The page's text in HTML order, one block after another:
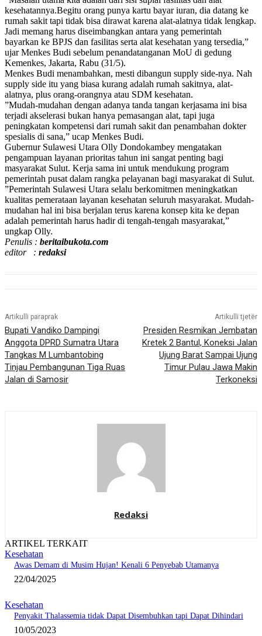
kesehatannya.Begitu orang punya kartu bayar iuran, dia datang ke
rumah sakit tapi tidak bisa dirawat karena alat-alatnya tidak lengkap.
Jadi memang harus diseimbangkan antara yang pemerintah
bayarkan ke BPJS dan fasilitas serta alat kesehatan yang tersedia,”
ujar Menkes Budi sebelum penandatanganan MoU di gedung
Kemenkes, Jakarta, Rabu (31/5).
Menkes Budi menambahkan, mesti dibangun supply side-nya. Nah
supply side itu yang biasa kurang adalah rumah sakitnya, alat-
alatnya, plus orang-orangnya atau SDM kesehatan.
”Mudah-mudahan dengan adanya tanda tangan kerjasama ini bisa
terjadi akselerasi bukan hanya pemasangan alat, tapi juga
peningkatan kompetensi dari rumah sakit dan penambahan dokter
spesialis di sana,” ucap Menkes Budi.
Gubernur Sulawesi Utara Olly Dondokambey mengatakan
pengampuan layanan prioritas tahun ini sangat penting bagi
masyarakat Sulut. Kerja sama ini untuk mendukung program
pemerintah pusat dalam rangka pelayanan bagi masyarakat di Sulut.
”Pemerintah Sulawesi Utara selalu berkomitmen meningkatkan
kualitas pemerataan layanan kesehatan seluruh masyarakat. Mudah-
mudahan hal ini bisa berjalan terus karena konsep kita ke depan
adalah pemerintah harus hadir di tengah-tengah masyarakat,”
ungkap Olly.
Penulis : beritaibukota.com
editor : redaksi
Artikulli paraprak
Bupati Vandiko Dampingi
Anggota DPRD Sumatra Utara
Tangkas M Lumbantobing
Tinjau Pembangunan Tiga Ruas
Jalan di Samosir
Artikulli tjetër
Presiden Resmikan Jembatan
Kretek 2 Bantul, Koneksi Jalan
Ujung Barat Sampai Ujung
Timur Pulau Jawa Makin
Terkoneksi
Redaksi
ARTIKEL TERKAIT
Kesehatan
Awas Demam di Musim Hujan! Kenali 6 Penyebab Utamanya
22/04/2025
Kesehatan
Penyakit Thalassemia tidak Dapat Disembuhkan tapi Dapat Dihindari
10/05/2023